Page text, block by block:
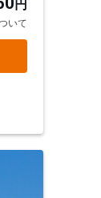
円
いて